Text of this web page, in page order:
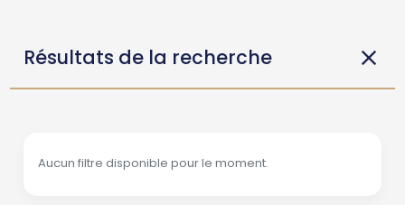
Résultats de la recherche
Aucun filtre disponible pour le moment.